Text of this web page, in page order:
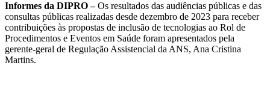
Informes da DIPRO –Os resultados das audiências públicas e das
consultas públicas realizadas desde dezembro de 2023 para receber
contribuições às propostas de inclusão de tecnologias ao Rol de
Procedimentos e Eventos em Saúde foram apresentados pela
gerente-geral de Regulação Assistencial da ANS, Ana Cristina
Martins.